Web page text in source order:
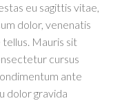
eu sagittis vitae,
dolor, venenatis
Mauris sit
cursus
ante
dolor gravida